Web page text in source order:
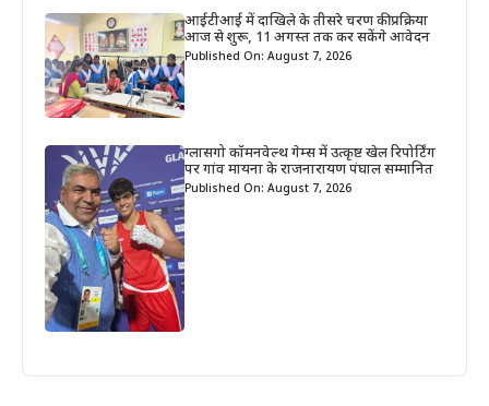
आईटीआई में दाखिले के तीसरे चरण की प्रक्रिया
आज से शुरू, 11 अगस्त तक कर सकेंगे आवेदन
Published On: August 7, 2026
ग्लासगो कॉमनवेल्थ गेम्स में उत्कृष्ट खेल रिपोर्टिंग
पर गांव मायना के राजनारायण पंघाल सम्मानित
Published On: August 7, 2026